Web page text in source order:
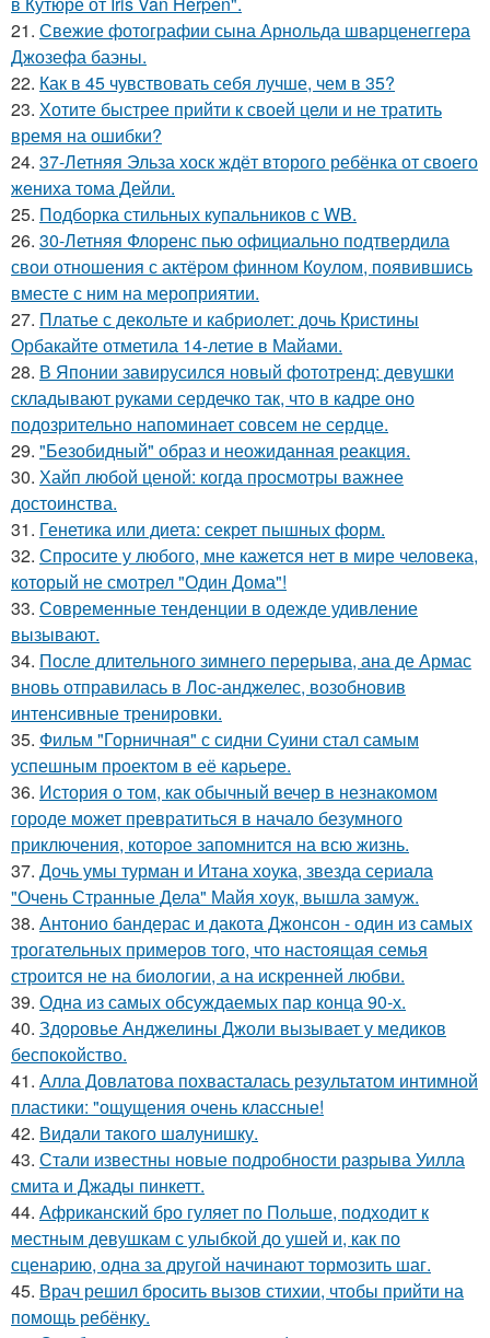
21. Свежие фотографии сына Арнольда шварценеггера
Джозефа баэны.
22. Как в 45 чувствовать себя лучше, чем в 35?
23. Хотите быстрее прийти к своей цели и не тратить
время на ошибки?
24. 37-Летняя Эльза хоск ждёт второго ребёнка от своего
жениха тома Дейли.
25. Подборка стильных купальников с WB.
26. 30-Летняя Флоренс пью официально подтвердила
свои отношения с актёром финном Коулом, появившись
вместе с ним на мероприятии.
27. Платье с декольте и кабриолет: дочь Кристины
Орбакайте отметила 14-летие в Майами.
28. В Японии завирусился новый фототренд: девушки
складывают руками сердечко так, что в кадре оно
подозрительно напоминает совсем не сердце.
29. "Безобидный" образ и неожиданная реакция.
30. Хайп любой ценой: когда просмотры важнее
достоинства.
31. Генетика или диета: секрет пышных форм.
32. Спросите у любого, мне кажется нет в мире человека,
который не смотрел "Один Дома"!
33. Современные тенденции в одежде удивление
вызывают.
34. После длительного зимнего перерыва, ана де Армас
вновь отправилась в Лос-анджелес, возобновив
интенсивные тренировки.
35. Фильм "Горничная" с сидни Суини стал самым
успешным проектом в её карьере.
36. История о том, как обычный вечер в незнакомом
городе может превратиться в начало безумного
приключения, которое запомнится на всю жизнь.
37. Дочь умы турман и Итана хоука, звезда сериала
"Очень Странные Дела" Майя хоук, вышла замуж.
38. Антонио бандерас и дакота Джонсон - один из самых
трогательных примеров того, что настоящая семья
строится не на биологии, а на искренней любви.
39. Одна из самых обсуждаемых пар конца 90-х.
40. Здоровье Анджелины Джоли вызывает у медиков
беспокойство.
41. Алла Довлатова похвасталась результатом интимной
пластики: "ощущения очень классные!
42. Видaли тaкого шaлунишку.
43. Стали известны новые подробности разрыва Уилла
смита и Джады пинкетт.
44. Африканский бро гуляет по Польше, подходит к
местным девушкам с улыбкой до ушей и, как по
сценарию, одна за другой начинают тормозить шаг.
45. Врач решил бросить вызов стихии, чтобы прийти на
помощь ребёнку.